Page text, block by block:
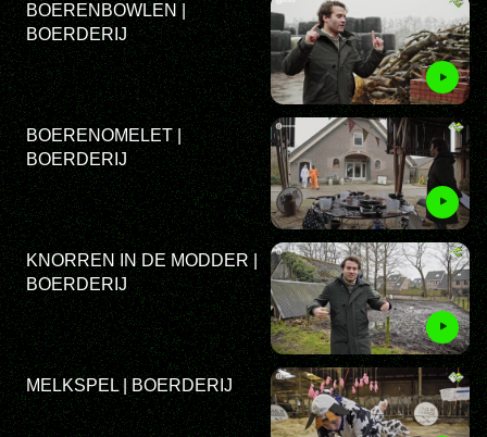
BOERENBOWLEN |
BOERDERIJ
BOERENOMELET |
BOERDERIJ
KNORREN IN DE MODDER |
BOERDERIJ
MELKSPEL | BOERDERIJ